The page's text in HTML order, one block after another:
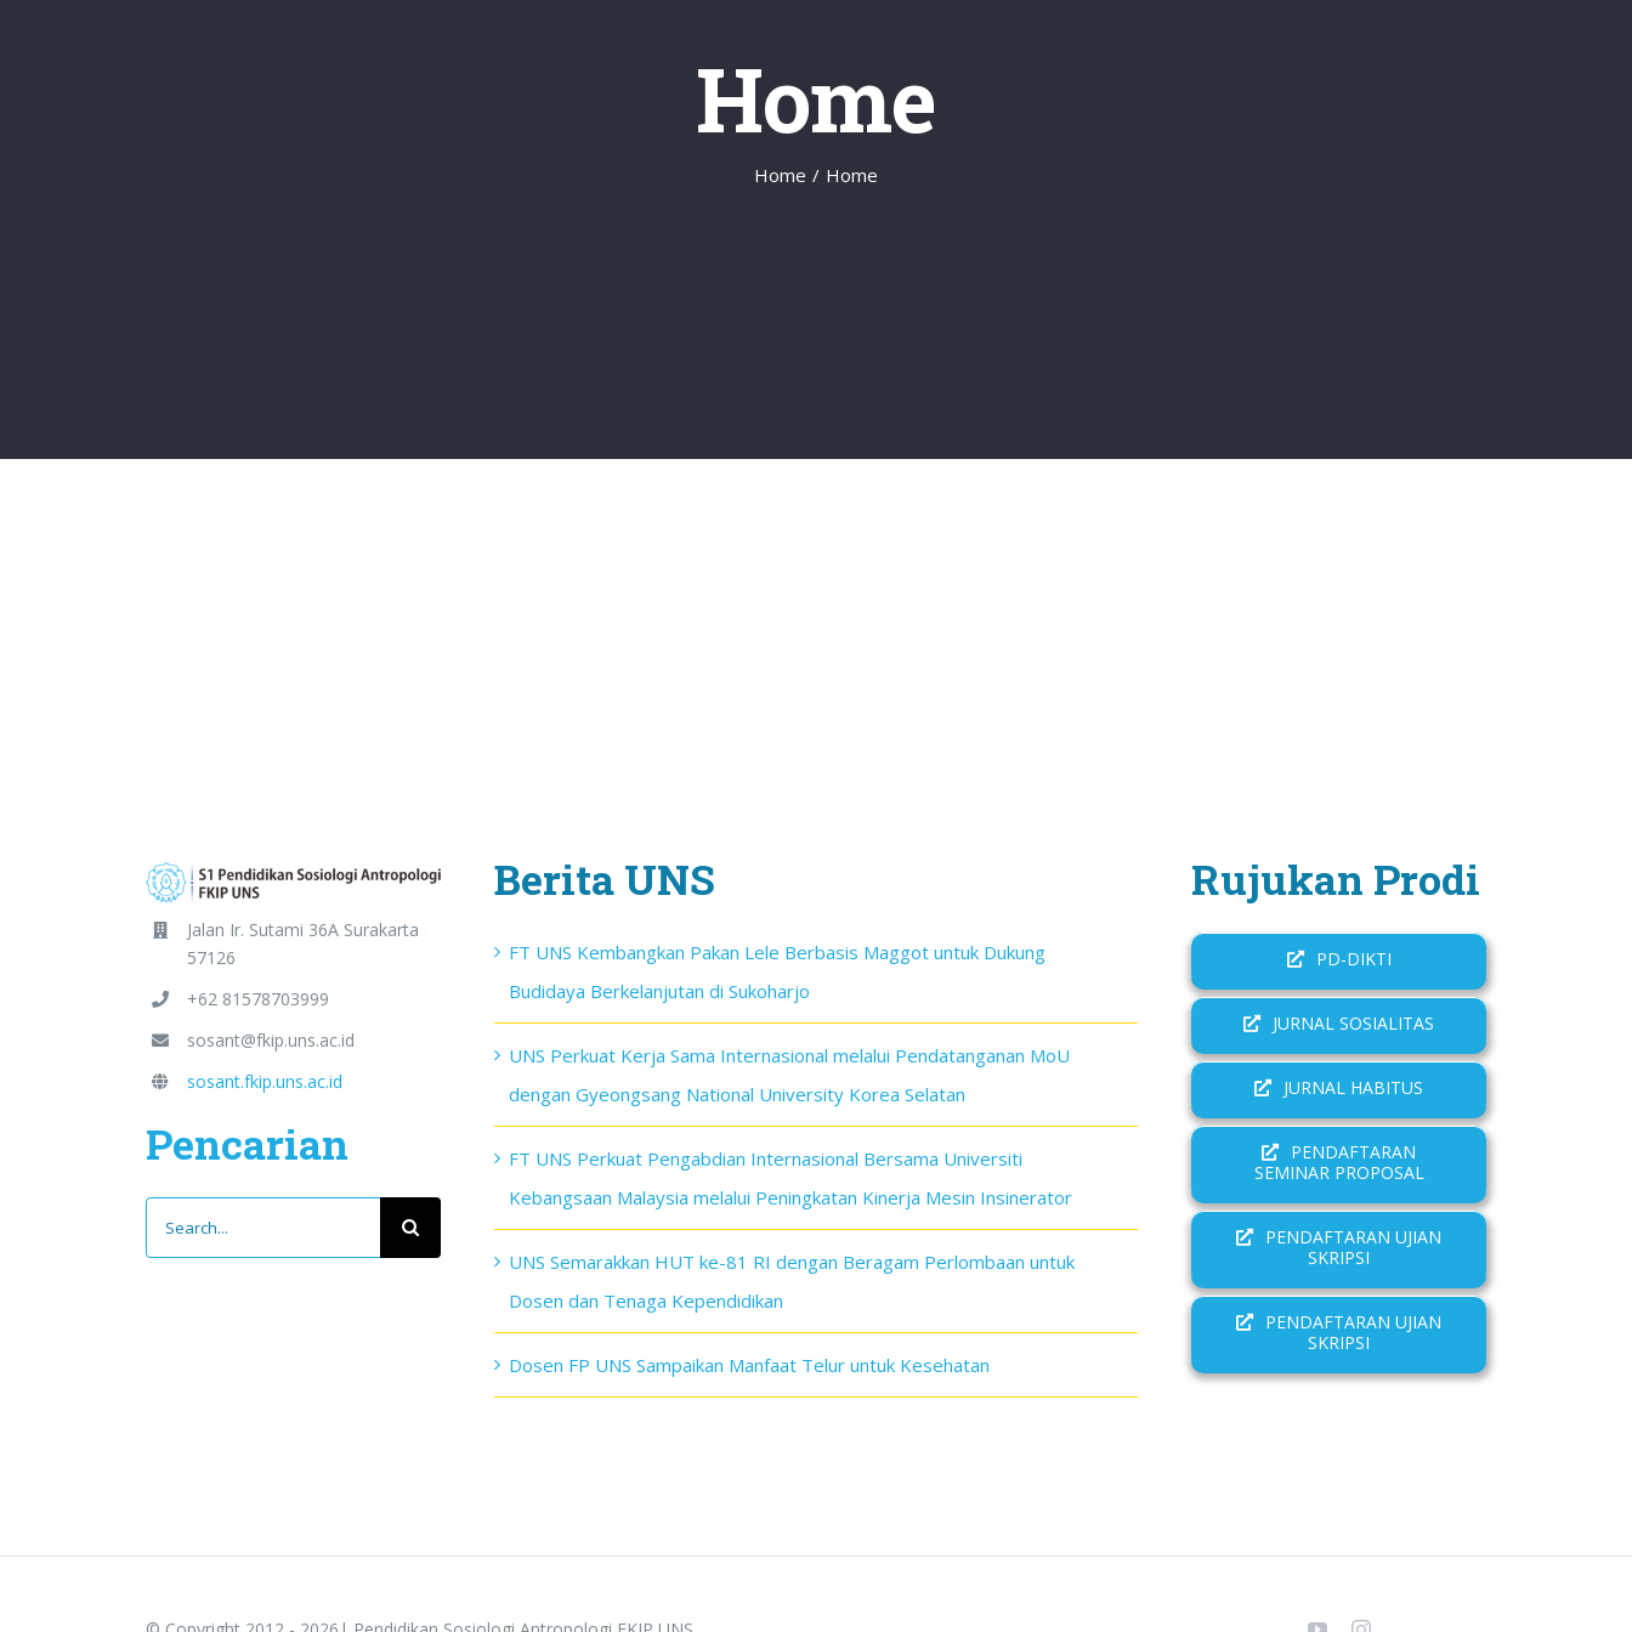
Home
Home / Home
Jalan Ir. Sutami 36A Surakarta
57126
+62 81578703999
sosant@fkip.uns.ac.id
sosant.fkip.uns.ac.id
Pencarian
for:
Berita UNS
FT UNS Kembangkan Pakan Lele Berbasis Maggot untuk Dukung
Budidaya Berkelanjutan di Sukoharjo
UNS Perkuat Kerja Sama Internasional melalui Pendatanganan MoU
dengan Gyeongsang National University Korea Selatan
FT UNS Perkuat Pengabdian Internasional Bersama Universiti
Kebangsaan Malaysia melalui Peningkatan Kinerja Mesin Insinerator
UNS Semarakkan HUT ke-81 RI dengan Beragam Perlombaan untuk
Dosen dan Tenaga Kependidikan
Dosen FP UNS Sampaikan Manfaat Telur untuk Kesehatan
Rujukan Prodi
PD-DIKTI
JURNAL SOSIALITAS
JURNAL HABITUS
PENDAFTARAN
SEMINAR PROPOSAL
PENDAFTARAN UJIAN
SKRIPSI
PENDAFTARAN UJIAN
SKRIPSI